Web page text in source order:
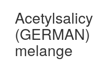
melange